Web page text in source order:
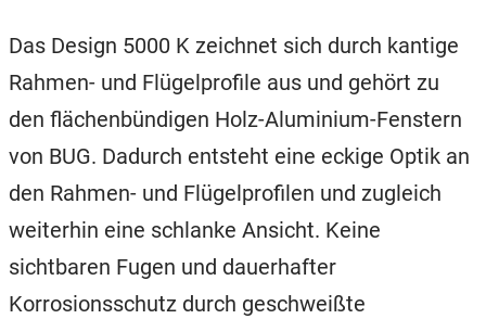
Das Design 5000 K zeichnet sich durch kantige
Rahmen- und Flügelprofile aus und gehört zu
den flächenbündigen Holz-Aluminium-Fenstern
von BUG. Dadurch entsteht eine eckige Optik an
den Rahmen- und Flügelprofilen und zugleich
weiterhin eine schlanke Ansicht. Keine
sichtbaren Fugen und dauerhafter
Korrosionsschutz durch geschweißte